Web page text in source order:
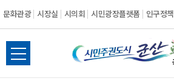
문화관광 시장실 시의회 시민광장플랫폼 인구정책
시
전
체